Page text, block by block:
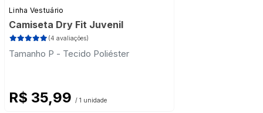
Linha Vestuário
Camiseta Dry Fit Juvenil
(4 avaliações)
Tamanho P - Tecido Poliéster
R$ 35,99 / 1 unidade